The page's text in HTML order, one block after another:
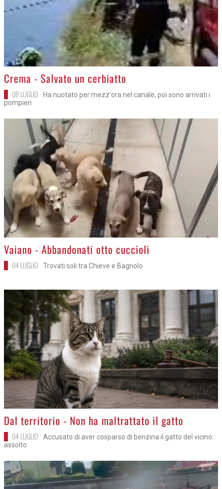
>
Crema - Salvato un cerbiatto
08 LUGLIO
Ha nuotato per mezz'ora nel canale, poi sono arrivati i
pompieri
>
Vaiano - Abbandonati otto cuccioli
04 LUGLIO Trovati soli tra Chieve e Bagnolo
>
Dal territorio - Non ha maltrattato il gatto
04 LUGLIO
Accusato di aver cosparso di benzina il gatto del vicino:
assolto